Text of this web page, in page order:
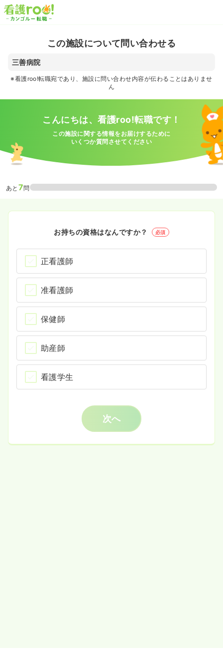
この施設について問い合わせる
三善病院
※看護roo!転職宛であり、施設に問い合わせ内容が伝わることはありませ
ん
こんにちは、看護roo!転職です！
この施設に関する情報をお届けするために
いくつか質問させてください
あと 7問
お持ちの資格はなんですか？ 必須
正看護師
准看護師
保健師
助産師
看護学生
次へ